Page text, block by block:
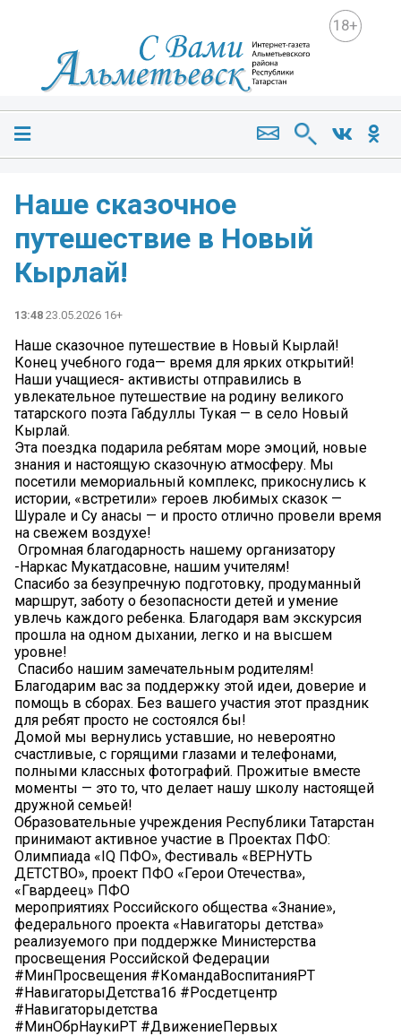
18+
Наше сказочное
путешествие в Новый
Кырлай!
13:48 23.05.2026 16+
Наше сказочное путешествие в Новый Кырлай!
Конец учебного года— время для ярких открытий!
Наши учащиеся- активисты отправились в
увлекательное путешествие на родину великого
татарского поэта Габдуллы Тукая — в село Новый
Кырлай.
Эта поездка подарила ребятам море эмоций, новые
знания и настоящую сказочную атмосферу. Мы
посетили мемориальный комплекс, прикоснулись к
истории, «встретили» героев любимых сказок —
Шурале и Су анасы — и просто отлично провели время
на свежем воздухе!
Огромная благодарность нашему организатору
-Наркас Мукатдасовне, нашим учителям!
Спасибо за безупречную подготовку, продуманный
маршрут, заботу о безопасности детей и умение
увлечь каждого ребенка. Благодаря вам экскурсия
прошла на одном дыхании, легко и на высшем
уровне!
Спасибо нашим замечательным родителям!
Благодарим вас за поддержку этой идеи, доверие и
помощь в сборах. Без вашего участия этот праздник
для ребят просто не состоялся бы!
Домой мы вернулись уставшие, но невероятно
счастливые, с горящими глазами и телефонами,
полными классных фотографий. Прожитые вместе
моменты — это то, что делает нашу школу настоящей
дружной семьей!
Образовательные учреждения Республики Татарстан
принимают активное участие в Проектах ПФО:
Олимпиада «IQ ПФО», Фестиваль «ВЕРНУТЬ
ДЕТСТВО», проект ПФО «Герои Отечества»,
«Гвардеец» ПФО
мероприятиях Российского общества «Знание»,
федерального проекта «Навигаторы детства»
реализуемого при поддержке Министерства
просвещения Российской Федерации
#МинПросвещения #КомандаВоспитанияРТ
#НавигаторыДетства16 #Росдетцентр
#Навигаторыдетства
#МинОбрНаукиРТ #ДвижениеПервых